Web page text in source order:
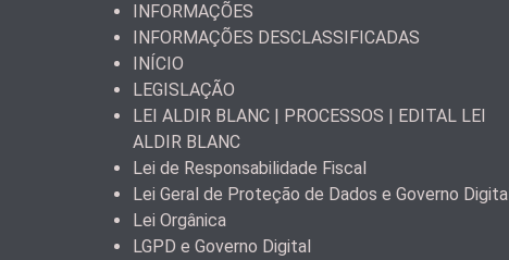
INFORMAÇÕES
INFORMAÇÕES DESCLASSIFICADAS
INÍCIO
LEGISLAÇÃO
LEI ALDIR BLANC | PROCESSOS | EDITAL LEI
ALDIR BLANC
Lei de Responsabilidade Fiscal
Lei Geral de Proteção de Dados e Governo Digital
Lei Orgânica
LGPD e Governo Digital